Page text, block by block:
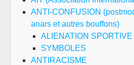
ANTI-CONFUSION
anars et autres bouffons)
ALIENATION SPORTIVE
SYMBOLES
ANTIRACISME